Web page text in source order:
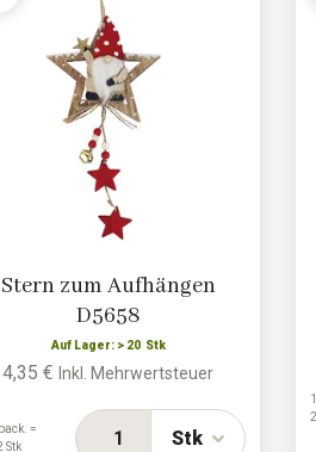
Stern zum Aufhängen
D5658
Auf Lager: > 20 Stk
4,35 € Inkl. Mehrwertsteuer
Stk
=
Stk